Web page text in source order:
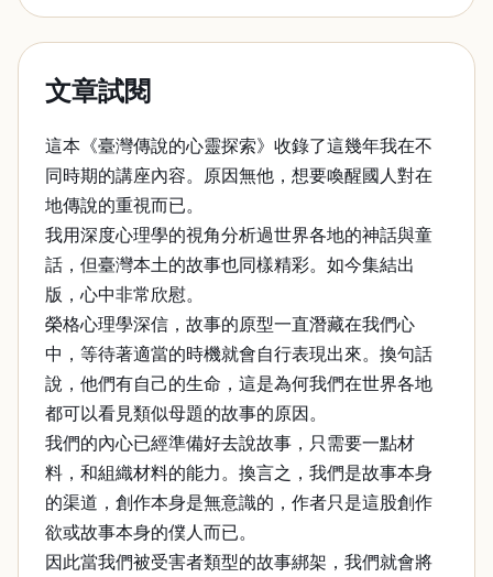
文章試閱
這本《臺灣傳說的心靈探索》收錄了這幾年我在不
同時期的講座內容。原因無他，想要喚醒國人對在
地傳說的重視而已。
我用深度心理學的視角分析過世界各地的神話與童
話，但臺灣本土的故事也同樣精彩。如今集結出
版，心中非常欣慰。
榮格心理學深信，故事的原型一直潛藏在我們心
中，等待著適當的時機就會自行表現出來。換句話
說，他們有自己的生命，這是為何我們在世界各地
都可以看見類似母題的故事的原因。
我們的內心已經準備好去說故事，只需要一點材
料，和組織材料的能力。換言之，我們是故事本身
的渠道，創作本身是無意識的，作者只是這股創作
欲或故事本身的僕人而已。
因此當我們被受害者類型的故事綁架，我們就會將